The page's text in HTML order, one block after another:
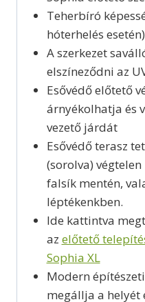
Teherbíró
hóterhelés esetén)
A szerkezet
elszíneződni az
Esővédő előtető
árnyékolhatja és
vezető járdát
Esővédő terasz
(sorolva)
falsík mentén,
léptékenkben.
Ide kattintva
az előtető
Sophia XL
Modern
megállja a